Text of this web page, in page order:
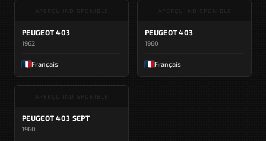
APERÇU INDISPONIBLE
PEUGEOT 403
1962
Français
APERÇU INDISPONIBLE
PEUGEOT 403
1960
Français
APERÇU INDISPONIBLE
PEUGEOT 403 SEPT
1960